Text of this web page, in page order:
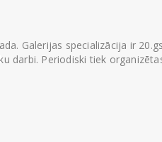
Galerijas specializācija ir
darbi. Periodiski tiek